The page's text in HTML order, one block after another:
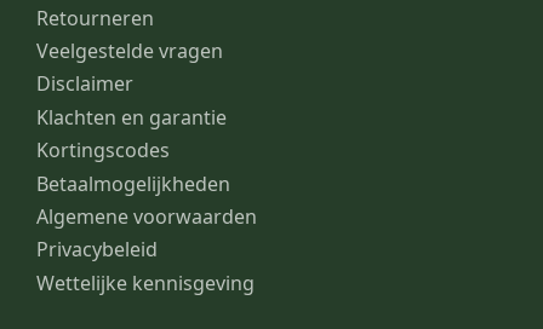
Retourneren
Veelgestelde vragen
Disclaimer
Klachten en garantie
Kortingscodes
Betaalmogelijkheden
Algemene voorwaarden
Privacybeleid
Wettelijke kennisgeving